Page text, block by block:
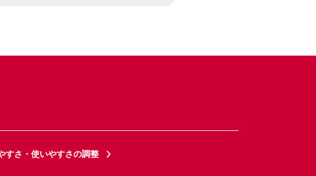
すさ・使いやすさの調整